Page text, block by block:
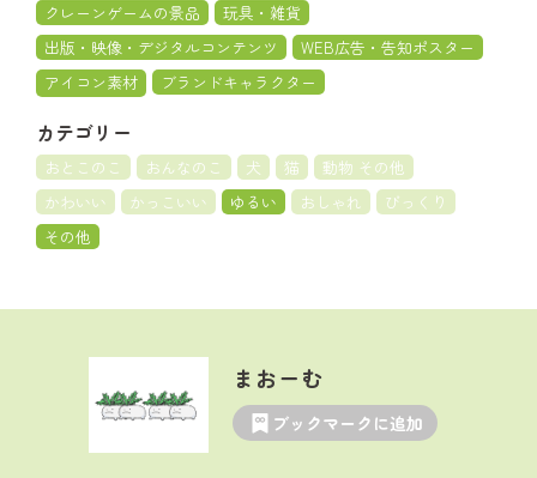
クレーンゲームの景品
玩具・雑貨
出版・映像・デジタルコンテンツ
WEB広告・告知ポスター
アイコン素材
ブランドキャラクター
カテゴリー
おとこのこ おんなのこ 犬 猫
動物 その他
かわいい
かっこいい ゆるい おしゃれ
びっくり
その他
まおーむ
ブックマークに追加